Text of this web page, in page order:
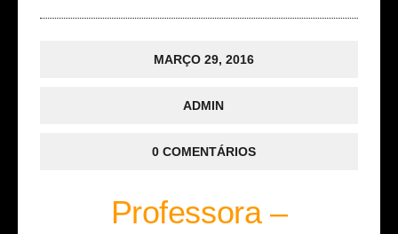
MARÇO 29, 2016
ADMIN
0 COMENTÁRIOS
Professora –